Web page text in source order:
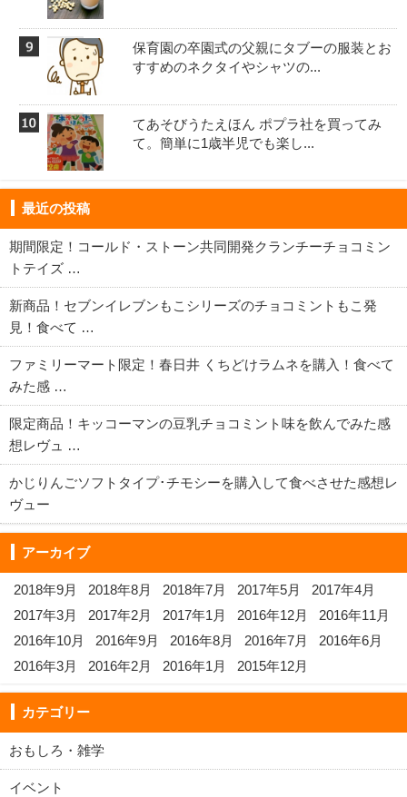
保育園の卒園式の父親にタブーの服装とお
すすめのネクタイやシャツの...
てあそびうたえほん ポプラ社を買ってみ
て。簡単に1歳半児でも楽し...
最近の投稿
期間限定！コールド・ストーン共同開発クランチーチョコミン
トテイズ …
新商品！セブンイレブンもこシリーズのチョコミントもこ発
見！食べて …
ファミリーマート限定！春日井 くちどけラムネを購入！食べて
みた感 …
限定商品！キッコーマンの豆乳チョコミント味を飲んでみた感
想レヴュ …
かじりんごソフトタイプ･チモシーを購入して食べさせた感想レ
ヴュー
アーカイブ
2018年9月 2018年8月 2018年7月 2017年5月
2017年4月
2017年3月
2017年2月 2017年1月 2016年12月
2016年11月
2016年10月
2016年9月 2016年8月 2016年7月
2016年6月
2016年3月
2016年2月 2016年1月 2015年12月
カテゴリー
おもしろ・雑学
イベント